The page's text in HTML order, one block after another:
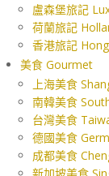
盧森堡旅記
荷蘭旅記
香港旅記
美食 Gourmet
上海美食
南韓美食
台灣美食
德國美食
成都美食
新加坡美食